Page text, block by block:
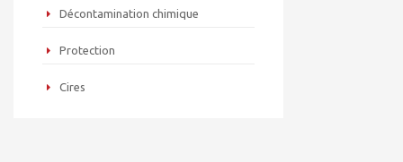
Décontamination chimique
Protection
Cires